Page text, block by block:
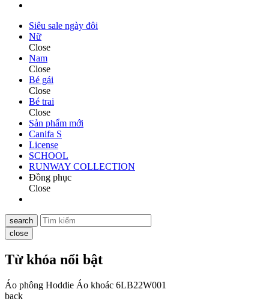
Siêu sale ngày đôi
Nữ
Close
Nam
Close
Bé gái
Close
Bé trai
Close
Sản phẩm mới
Canifa S
License
SCHOOL
RUNWAY COLLECTION
Đồng phục
Close
search
close
Từ khóa nổi bật
Áo phông Hoddie Áo khoác 6LB22W001
back